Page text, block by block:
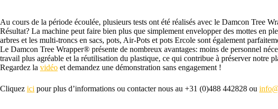
Au cours de la période écoulée, plusieurs tests ont été réalisés avec le Damcon Tree
Résultat? La machine peut faire bien plus que simplement envelopper des mottes en
arbres et les multi-troncs en sacs, pots, Air-Pots et pots Ercole sont également
Le Damcon Tree Wrapper® présente de nombreux avantages: moins de personnel
travail plus agréable et la réutilisation du plastique, ce qui contribue à préserver notre
Regardez la vidéo et demandez une démonstration sans engagement !
Cliquez ici pour plus d’informations ou contacter nous au +31 (0)488 442828 ou